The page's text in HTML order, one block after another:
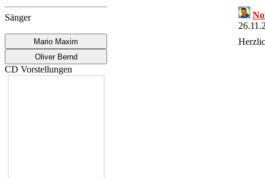
Sänger
Mario Maxim
Oliver Bernd
CD Vorstellungen